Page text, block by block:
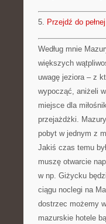
5. Przejdź do
Według mnie
większych
uwagę jeziora – z
wypocząć, aniżeli
miejsce dla
przejażdżki.
pobyt w jednym z
Jakiś czas temu
muszę otwarcie
w np. Giżycku
ciągu noclegi na
dostrzec możemy
mazurskie hotele